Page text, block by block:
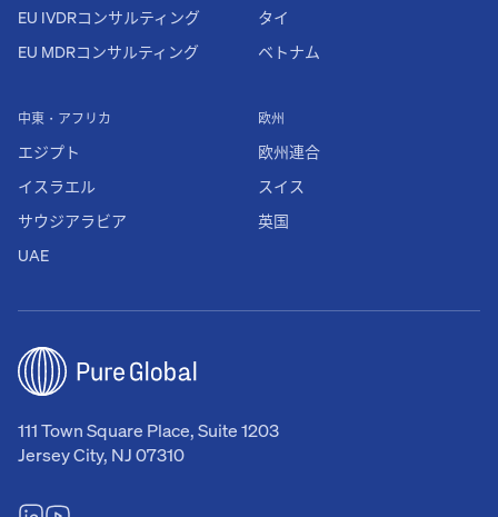
111 Town Square Place, Suite 1203
Jersey City, NJ 07310
EU IVDRコンサルティング
EU MDRコンサルティング
欧州
欧州連合
スイス
英国
中東・アフリカ
エジプト
イスラエル
サウジアラビア
UAE
タイ
ベトナム